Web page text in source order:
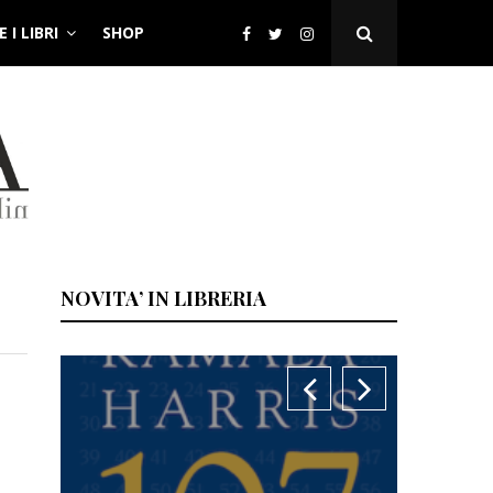
I LIBRI SHOP
Open
Search
NOVITA’ IN LIBRERIA